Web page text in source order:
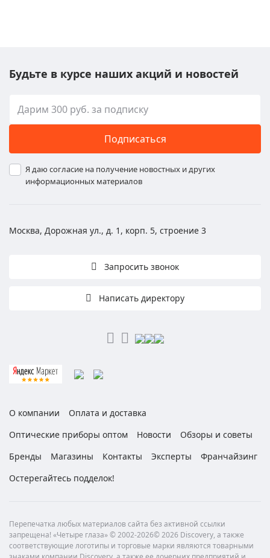
Будьте в курсе наших акций и новостей
Подписаться
Я даю согласие на получение новостных и других
информационных материалов
Москва, Дорожная ул., д. 1, корп. 5, строение 3
Запросить звонок
Написать директору
О компании
Оплата и доставка
Оптические приборы оптом
Новости
Обзоры и советы
Бренды
Магазины Контакты Эксперты
Франчайзинг
Остерегайтесь подделок!
Перепечатка любых материалов сайта без активной ссылки
запрещена! «Четыре глаза» © 2002-2026© 2026 Discovery, а также
соответствующие логотипы и торговые марки являются товарными